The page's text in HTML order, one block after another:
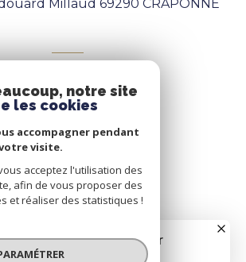
Millaud 69290 CRAPONNE
Nous adhérons
© 2026 | Tous droits réservés
notre site
les cookies
accompagner pendant
visite.
acceptez l'utilisation des
afin de vous proposer des
et réaliser des statistiques !